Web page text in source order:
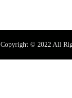
Copyright © 2022 All